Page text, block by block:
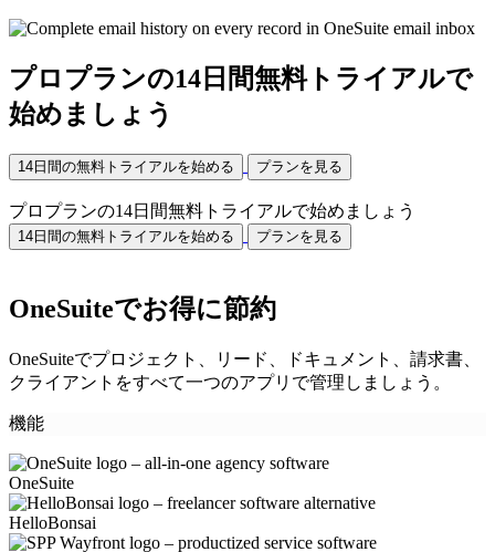
プロプランの14日間無料トライアルで
始めましょう
14日間の無料トライアルを始める プランを見る
プロプランの14日間無料トライアルで始めましょう
14日間の無料トライアルを始める プランを見る
OneSuiteでお得に節約
OneSuiteでプロジェクト、リード、ドキュメント、請求書、
クライアントをすべて一つのアプリで管理しましょう。
機能
OneSuite
HelloBonsai